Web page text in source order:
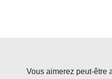
Vous aimerez peut-être